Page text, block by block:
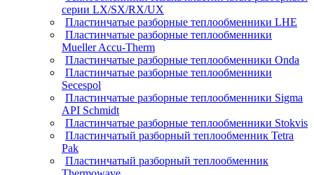
серии LX/SX/RX/UX
Пластинчатые разборные теплообменники LHE
Пластинчатые разборные теплообменники
Mueller Accu-Therm
Пластинчатые разборные теплообменники Onda
Пластинчатые разборные теплообменники
Secespol
Пластинчатые разборные теплообменники Sigma
API Schmidt
Пластинчатые разборные теплообменники Stokvis
Пластинчатый разборный теплообменник Tetra
Pak
Пластинчатый разборный теплообменник